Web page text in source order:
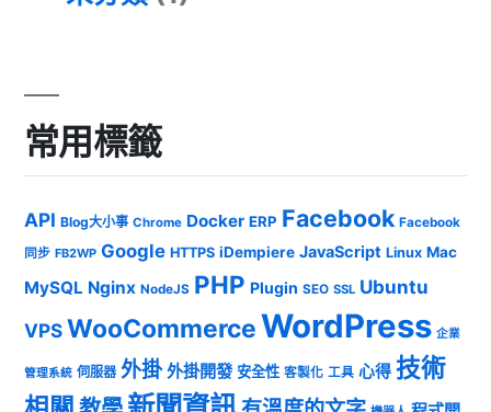
常用標籤
API Blog大小事 Chrome Docker ERP Facebook Facebook
同步 FB2WP Google HTTPS iDempiere JavaScript Linux Mac
MySQL Nginx NodeJS PHP Plugin SEO SSL Ubuntu
VPSWooCommerceWordPress 企業
管理系統 伺服器 外掛 外掛開發 安全性 客製化 工具 心得 技術